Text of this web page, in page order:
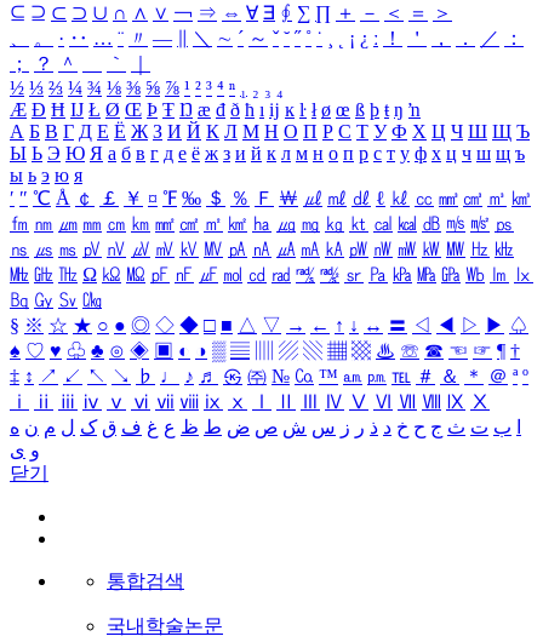
⊆ ⊇ ⊂ ⊃ ∪ ∩ ∧ ∨ ￢ ⇒ ⇔ ∀ ∃ ∮ ∑ ∏ ＋ － ＜ ＝
＞
、
。 · ‥ … ¨ 〃 ― ＼ ∼ ´ ～ ˇ ˘ ˝ ˚ ˙ ¸ ¡ ¿ ː ！ ＇ ， ． ／
：
；
？ ＾ ｀
½ ⅓ ⅔ ¼ ¾ ⅛ ⅜ ⅝ ⅞ ¹ ² ³ ⁴ ⁿ ₁ ₂ ₃ ₄
Æ Ð Ħ Ĳ Ł Ø Œ Þ Ŧ Ŋ æ đ ð ħ ı ĳ ĸ ŀ ł ø œ ß þ ŧ ŋ ŉ
А Б В Г Д Е Ё Ж З И Й К Л М Н О П Р С Т У Ф Х Ц Ч Ш Щ Ъ
Ы Ь Э Ю Я а б в г д е ё ж з и й к л м н о п р с т у ф х ц ч ш щ ъ
ы ь э ю я
′ ″ ℃ Å ￠ ￡ ￥ ¤ ℉ ‰ ＄ ％ Ｆ ￦ ㎕ ㎖ ㎗ ℓ ㎘ ㏄ ㎣ ㎤ ㎥ ㎦
㎙ ㎚ ㎛ ㎜ ㎝ ㎞ ㎟ ㎠ ㎡ ㎢ ㏊ ㎍ ㎎ ㎏ ㏏ ㎈ ㎉ ㏈ ㎧ ㎨ ㎰
㎱ ㎲ ㎳ ㎴ ㎵ ㎶ ㎷ ㎸ ㎹ ㎀ ㎁ ㎂ ㎃ ㎄ ㎺ ㎻ ㎽ ㎾ ㎿ ㎐ ㎑
㎒ ㎓ ㎔ Ω ㏀ ㏁ ㎊ ㎋ ㎌ ㏖ ㏅ ㎭ ㎮ ㎯ ㏛ ㎩ ㎪ ㎫ ㎬ ㏝ ㏐
㏓
㏃ ㏉ ㏜ ㏆
§ ※ ☆ ★ ○ ● ◎ ◇ ◆ □ ■ △ ▽ → ← ↑ ↓ ↔ 〓 ◁ ◀ ▷ ▶ ♤
♠ ♡ ♥ ♧ ♣ ⊙ ◈ ▣ ◐ ◑ ▒ ▤ ▨ ▧ ▦ ▩ ♨ ☏ ☎ ☜ ☞ ¶ †
‡ ↕ ↗ ↙ ↖ ↘ ♭ ♩ ♪ ♬ ㉿ ㈜ № ㏇ ™ ㏂ ㏘ ℡ ＃ ＆ ＊ ＠ ª º
ⅰ
ⅱ ⅲ ⅳ ⅴ ⅵ ⅶ ⅷ ⅸ ⅹ Ⅳ Ⅴ Ⅵ Ⅶ Ⅷ Ⅸ Ⅹ
ب ت ث ج ح خ د ذ ر ز س ش ص ض ط ظ ع غ ف ق ک ل م ن ه
و ی
닫기
통합검색
국내학술논문